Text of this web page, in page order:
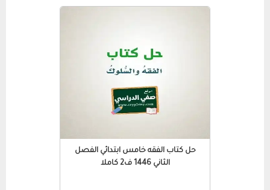
حل كتاب الفقه خامس ابتدائي الفصل
الثاني 1446 ف2 كاملا